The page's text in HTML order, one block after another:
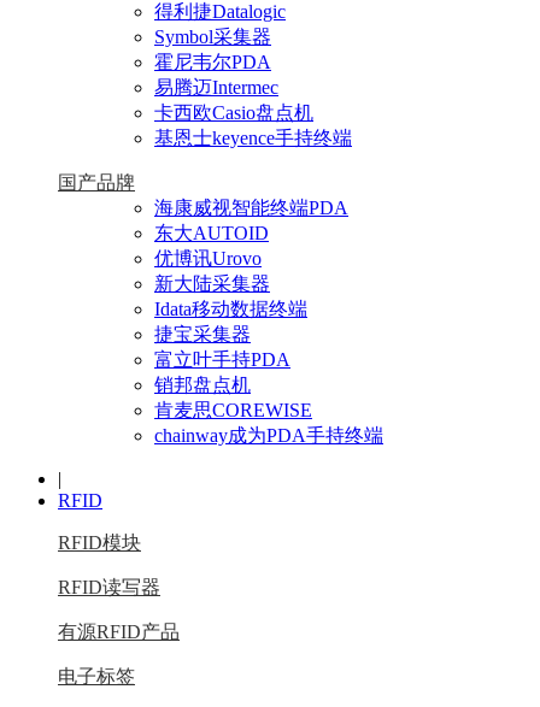
得利捷Datalogic
Symbol采集器
霍尼韦尔PDA
易腾迈Intermec
卡西欧Casio盘点机
基恩士keyence手持终端
国产品牌
海康威视智能终端PDA
东大AUTOID
优博讯Urovo
新大陆采集器
Idata移动数据终端
捷宝采集器
富立叶手持PDA
销邦盘点机
肯麦思COREWISE
chainway成为PDA手持终端
|
RFID
RFID模块
RFID读写器
有源RFID产品
电子标签